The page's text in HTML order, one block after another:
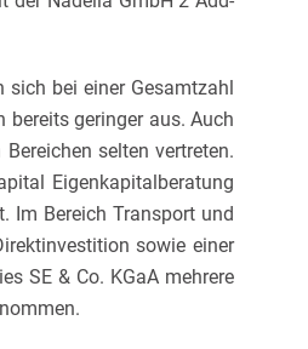
sich bei einer Gesamtzahl
bereits geringer aus. Auch
selten vertreten.
Eigenkapitalberatung
Im Bereich Transport und
sowie einer
SE & Co. KGaA mehrere